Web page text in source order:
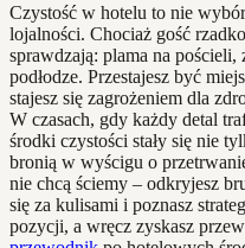
Czystość w hotelu to nie
lojalności. Chociaż gość
sprawdzają: plama na pościeli,
podłodze. Przestajesz być
stajesz się zagrożeniem dla
W czasach, gdy każdy detal
środki czystości stały się nie
bronią w wyścigu o
nie chcą ściemy – odkryjesz
się za kulisami i poznasz
pozycji, a wręcz zyskasz